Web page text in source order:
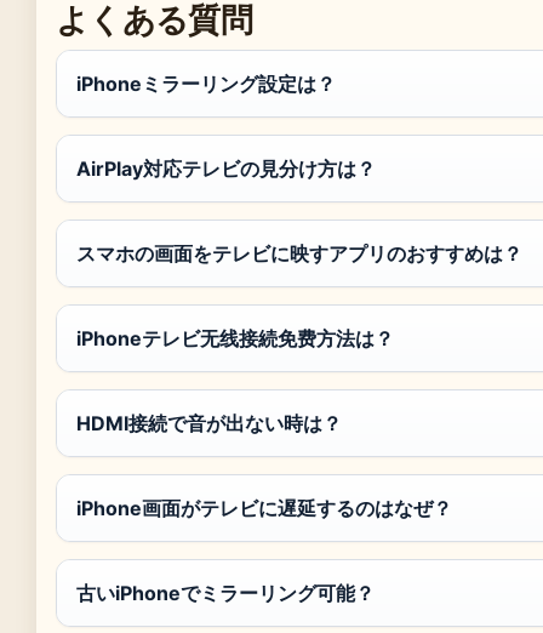
よくある質問
iPhoneミラーリング設定は？
AirPlay対応テレビの見分け方は？
スマホの画面をテレビに映すアプリのおすすめは？
iPhoneテレビ无线接続免费方法は？
HDMI接続で音が出ない時は？
iPhone画面がテレビに遅延するのはなぜ？
古いiPhoneでミラーリング可能？